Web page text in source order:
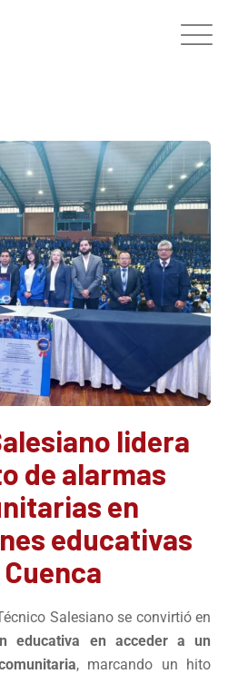
lidera
de alarmas
en
educativas
Cuenca
Salesiano se convirtió en
educativa en acceder a un
, marcando un hito